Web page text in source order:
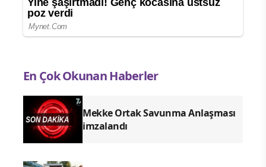
En Çok Okunan Haberler
Mekke Ortak Savunma Anlaşması
imzalandı